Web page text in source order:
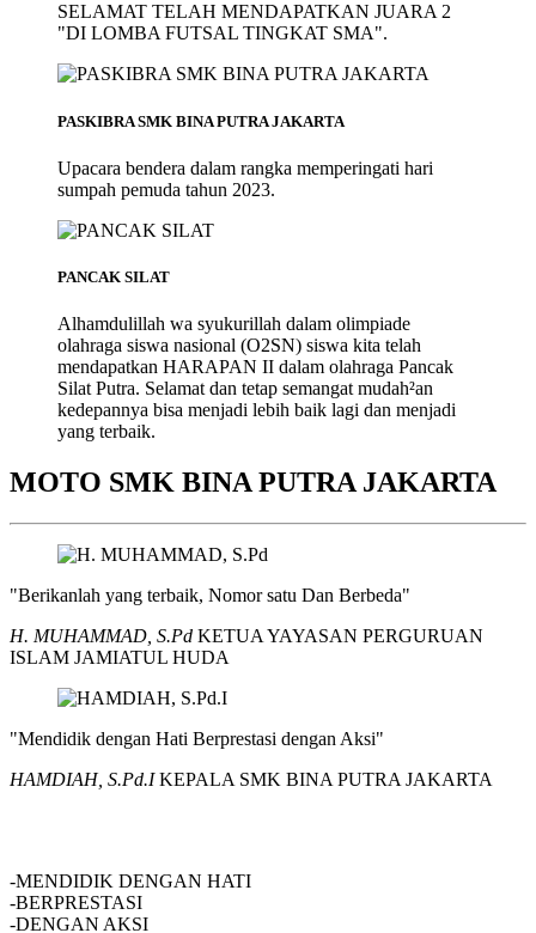
SELAMAT TELAH MENDAPATKAN JUARA 2
"DI LOMBA FUTSAL TINGKAT SMA".
PASKIBRA SMK BINA PUTRA JAKARTA
Upacara bendera dalam rangka memperingati hari
sumpah pemuda tahun 2023.
PANCAK SILAT
Alhamdulillah wa syukurillah dalam olimpiade
olahraga siswa nasional (O2SN) siswa kita telah
mendapatkan HARAPAN II dalam olahraga Pancak
Silat Putra. Selamat dan tetap semangat mudah²an
kedepannya bisa menjadi lebih baik lagi dan menjadi
yang terbaik.
MOTO SMK BINA PUTRA JAKARTA
"Berikanlah yang terbaik, Nomor satu Dan Berbeda"
H. MUHAMMAD, S.Pd KETUA YAYASAN PERGURUAN
ISLAM JAMIATUL HUDA
"Mendidik dengan Hati Berprestasi dengan Aksi"
HAMDIAH, S.Pd.IKEPALA SMK BINA PUTRA JAKARTA
-MENDIDIK DENGAN HATI
-BERPRESTASI
-DENGAN AKSI